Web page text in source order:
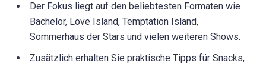
Der Fokus liegt auf den beliebtesten Formaten wie
Bachelor, Love Island, Temptation Island,
Sommerhaus der Stars und vielen weiteren Shows.
Zusätzlich erhalten Sie praktische Tipps für Snacks,